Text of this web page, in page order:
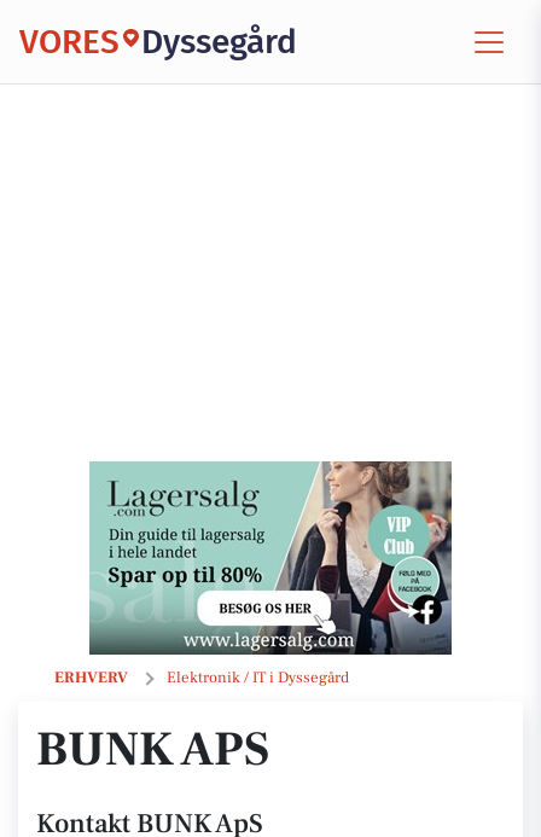
VORES Dyssegård
ERHVERV Elektronik / IT i Dyssegård
BUNK ApS
BUNK APS
Kontakt BUNK ApS